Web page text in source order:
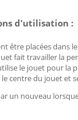
d'utilisation :
être placées dans
fait travailler la
le jouet pour la
centre du jouet et
un nouveau